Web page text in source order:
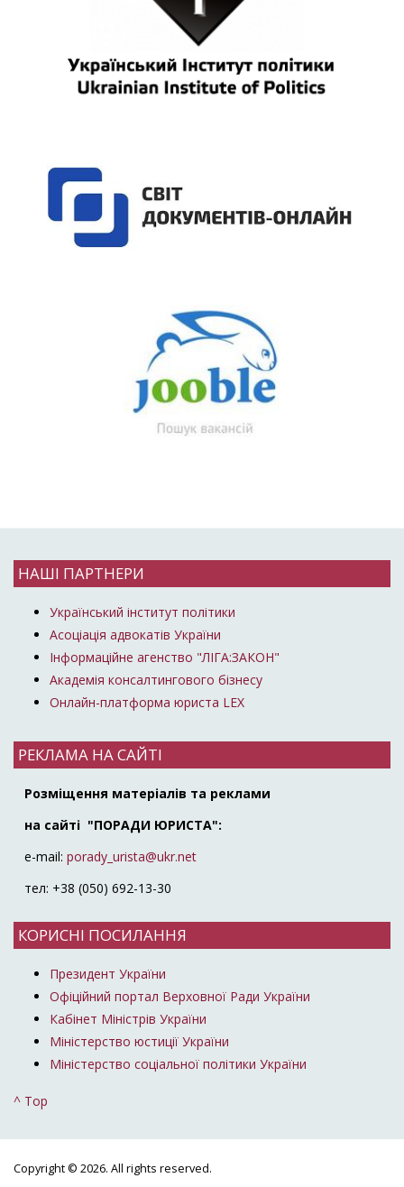
НАШІ ПАРТНЕРИ
Український інститут політики
Асоціація адвокатів України
Інформаційне агенство "ЛІГА:ЗАКОН"
Академія консалтингового бізнесу
Онлайн-платформа юриста LEX
РЕКЛАМА НА САЙТІ
Розміщення матеріалів та реклами
на сайті "ПОРАДИ ЮРИСТА":
e-mail: porady_urista@ukr.net
тел: +38 (050) 692-13-30
КОРИСНІ ПОСИЛАННЯ
Президент України
Офіційний портал Верховної Ради України
Кабінет Міністрів України
Міністерство юстиції України
Міністерство соціальної політики України
^ Top
Copyright © 2026. All rights reserved.